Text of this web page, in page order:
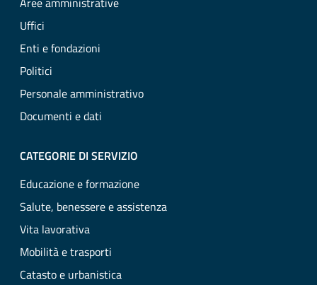
Uffici
Enti e fondazioni
Politici
Personale amministrativo
Documenti e dati
CATEGORIE DI SERVIZIO
Educazione e formazione
Salute, benessere e assistenza
Vita lavorativa
Mobilità e trasporti
Catasto e urbanistica